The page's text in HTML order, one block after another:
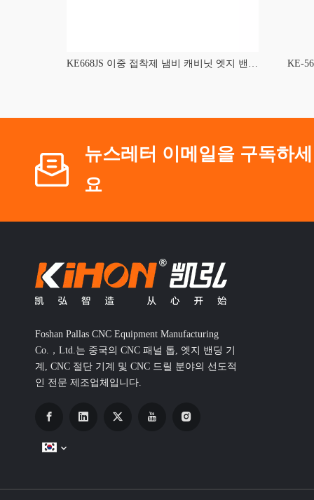
KE668JS 이중 접착제 냄비 캐비닛 엣지 밴딩 기계 KE-
뉴스레터 이메일을 구독하세
요
Foshan Pallas CNC Equipment Manufacturing
Co.，Ltd.는 중국의 CNC 패널 톱, 엣지 밴딩 기
계, CNC 절단 기계 및 CNC 드릴 분야의 선도적
인 전문 제조업체입니다.